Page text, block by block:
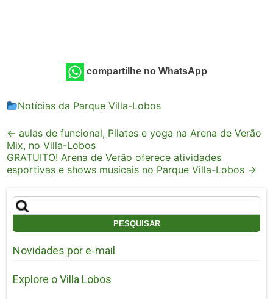
compartilhe no WhatsApp
Notícias da Parque Villa-Lobos
Post
navigation
← aulas de funcional, Pilates e yoga na Arena de Verão
Mix, no Villa-Lobos
GRATUITO! Arena de Verão oferece atividades
esportivas e shows musicais no Parque Villa-Lobos →
Pesquisar
por:
Novidades por e-mail
Explore o Villa Lobos